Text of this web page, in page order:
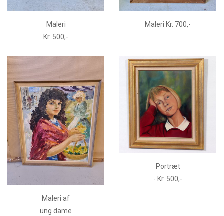
Maleri
Kr. 500,-
Maleri Kr. 700,-
Maleri af
ung dame
Portræt
- Kr. 500,-